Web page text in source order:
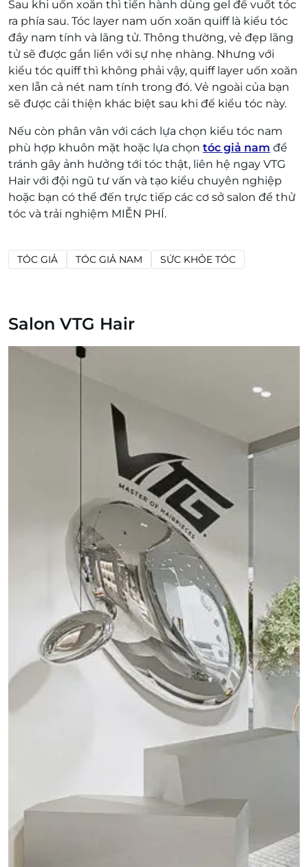
Sau khi uốn xoăn thì tiến hành dùng gel để vuốt tóc
ra phía sau. Tóc layer nam uốn xoăn quiff là kiểu tóc
đầy nam tính và lãng tử. Thông thường, vẻ đẹp lãng
tử sẽ được gắn liền với sự nhẹ nhàng. Nhưng với
kiểu tóc quiff thì không phải vậy, quiff layer uốn xoăn
xen lẫn cả nét nam tính trong đó. Vẻ ngoài của bạn
sẽ được cải thiện khác biệt sau khi để kiểu tóc này.
Nếu còn phân vân với cách lựa chọn kiểu tóc nam
phù hợp khuôn mặt hoặc lựa chọn tóc giả nam để
tránh gây ảnh hưởng tới tóc thật, liên hệ ngay VTG
Hair với đội ngũ tư vấn và tạo kiểu chuyên nghiệp
hoặc bạn có thể đến trực tiếp các cơ sở salon để thử
tóc và trải nghiệm MIỄN PHÍ.
TÓC GIẢ TÓC GIẢ NAM SỨC KHỎE TÓC
Salon VTG Hair